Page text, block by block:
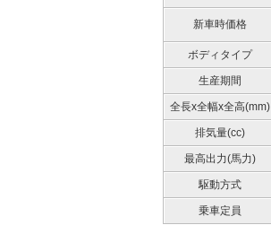
新車時価格
ボディタイプ
生産期間
全長x全幅x全高(mm)
排気量(cc)
最高出力(馬力)
駆動方式
乗車定員